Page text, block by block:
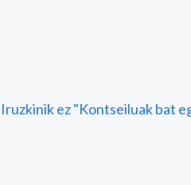
Iruzkinik ez "Kontseiluak bat